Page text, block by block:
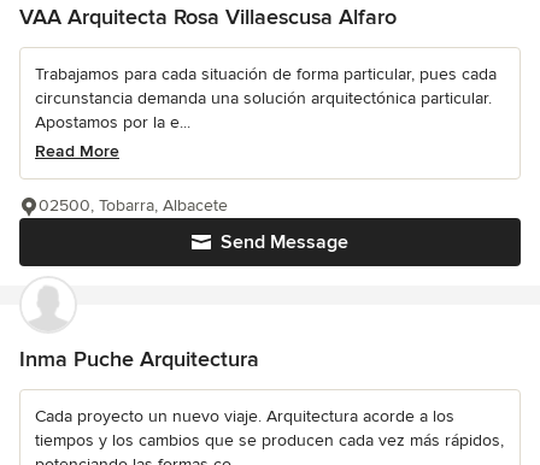
VAA Arquitecta Rosa Villaescusa Alfaro
Trabajamos para cada situación de forma particular, pues cada
circunstancia demanda una solución arquitectónica particular.
Apostamos por la e...
Read More
Send Message
02500, Tobarra, Albacete
Inma Puche Arquitectura
Cada proyecto un nuevo viaje. Arquitectura acorde a los
tiempos y los cambios que se producen cada vez más rápidos,